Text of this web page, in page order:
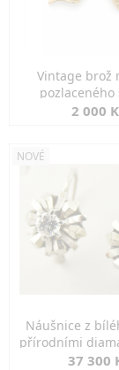
Vintage brož
2 000
NOVÉ
Náušnice z
přírodními
ct
37 300